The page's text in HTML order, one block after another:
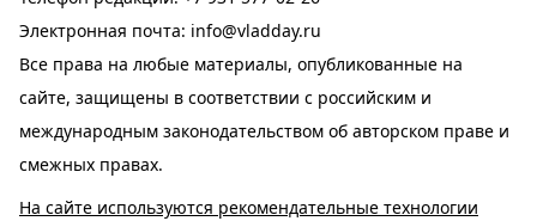
Электронная почта: info@vladday.ru
Все права на любые материалы, опубликованные на
сайте, защищены в соответствии с российским и
международным законодательством об авторском праве и
смежных правах.
На сайте используются рекомендательные технологии